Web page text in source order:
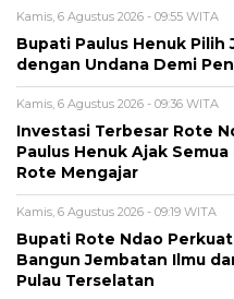
Kamis, 6 Agustus 2026 - 09:55 WITA
Bupati Paulus Henuk Pilih
dengan Undana Demi
Kamis, 6 Agustus 2026 - 09:36 WITA
Investasi Terbesar Rote
Paulus Henuk Ajak
Rote Mengajar
Kamis, 6 Agustus 2026 - 09:19 WITA
Bupati Rote Ndao
Bangun Jembatan Ilmu
Pulau Terselatan